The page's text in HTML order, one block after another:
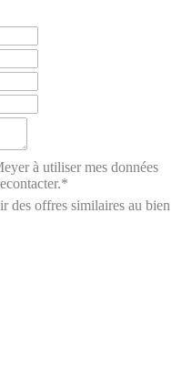
à utiliser mes données
des offres similaires au bien